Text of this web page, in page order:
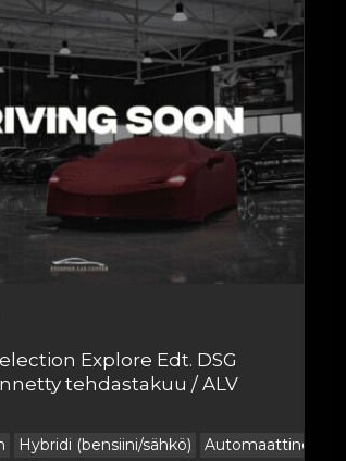
Explore Edt. DSG
tehdastakuu / ALV
Hybridi (bensiini/sähkö) Automaattinen